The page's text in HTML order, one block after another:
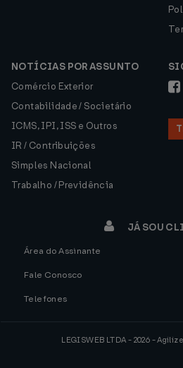
NOTÍCIAS POR ASSUNTO
Comércio Exterior
Contabilidade / Societário
ICMS, IPI, ISS e Outros
IR / Contribuições
Simples Nacional
Trabalho / Previdência
JÁ SOU
Área do Assinante
Fale Conosco
Telefones
LEGISWEB LTDA - 2026 -